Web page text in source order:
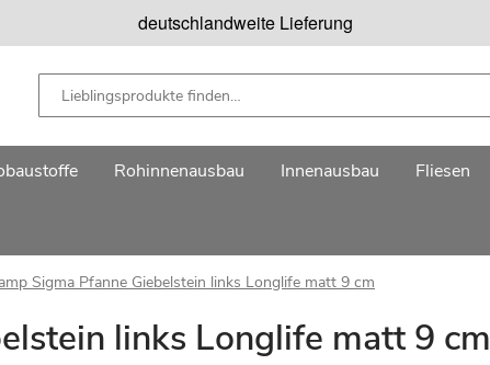
deutschlandweite Lieferung
Rohinnenausbau Innenausbau Fliesen
Sigma Pfanne Giebelstein links Longlife matt 9 cm
links Longlife matt 9 cm